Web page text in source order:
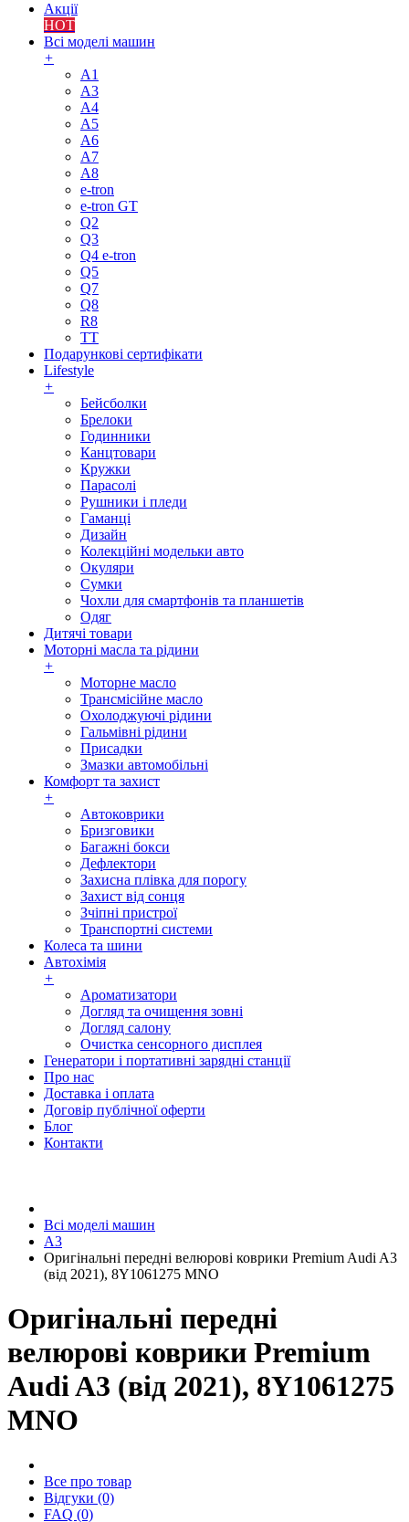
Акції
HOT
Всі моделі машин
+
A1
A3
A4
A5
A6
A7
A8
e-tron
e-tron GT
Q2
Q3
Q4 e-tron
Q5
Q7
Q8
R8
TT
Подарункові сертифікати
Lifestyle
+
Бейсболки
Брелоки
Годинники
Канцтовари
Кружки
Парасолі
Рушники і пледи
Гаманці
Дизайн
Колекційні модельки авто
Окуляри
Сумки
Чохли для смартфонів та планшетів
Одяг
Дитячі товари
Моторні масла та рідини
+
Моторне масло
Трансмісійне масло
Охолоджуючі рідини
Гальмівні рідини
Присадки
Змазки автомобільні
Комфорт та захист
+
Автоковрики
Бризговики
Багажні бокси
Дефлектори
Захисна плівка для порогу
Захист від сонця
Зчіпні пристрої
Транспортні системи
Колеса та шини
Автохімія
+
Ароматизатори
Догляд та очищення зовні
Догляд салону
Очистка сенсорного дисплея
Генератори і портативні зарядні станції
Про нас
Доставка і оплата
Договір публічної оферти
Блог
Контакти
Всі моделі машин
A3
Оригінальні передні велюрові коврики Premium Audi A3
(від 2021), 8Y1061275 MNO
Оригінальні передні
велюрові коврики Premium
Audi A3 (від 2021), 8Y1061275
MNO
Все про товар
Відгуки (0)
FAQ (0)